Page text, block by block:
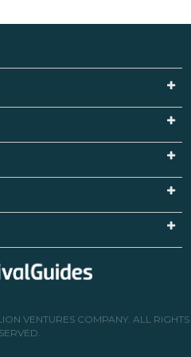
VENTURES COMPANY. ALL RIGHTS